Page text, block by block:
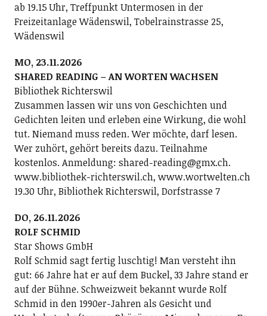
ab 19.15 Uhr, Treffpunkt Untermosen in der
Freizeitanlage Wädenswil, Tobelrainstrasse 25,
Wädenswil
MO, 23.11.2026
SHARED READING – AN WORTEN WACHSEN
Bibliothek Richterswil
Zusammen lassen wir uns von Geschichten und
Gedichten leiten und erleben eine Wirkung, die wohl
tut. Niemand muss reden. Wer möchte, darf lesen.
Wer zuhört, gehört bereits dazu. Teilnahme
kostenlos. Anmeldung: shared-reading@gmx.ch.
www.bibliothek-richterswil.ch, www.wortwelten.ch
19.30 Uhr, Bibliothek Richterswil, Dorfstrasse 7
DO, 26.11.2026
ROLF SCHMID
Star Shows GmbH
Rolf Schmid sagt fertig luschtig! Man versteht ihn
gut: 66 Jahre hat er auf dem Buckel, 33 Jahre stand er
auf der Bühne. Schweizweit bekannt wurde Rolf
Schmid in den 1990er-Jahren als Gesicht und